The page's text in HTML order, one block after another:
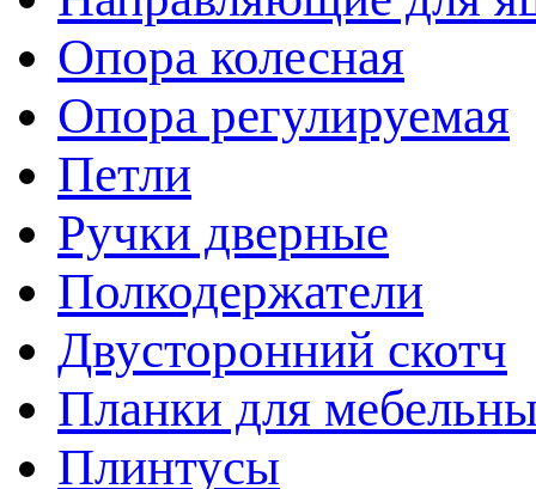
Опора колесная
Опора регулируемая
Петли
Ручки дверные
Полкодержатели
Двусторонний скотч
Планки для
Плинтусы